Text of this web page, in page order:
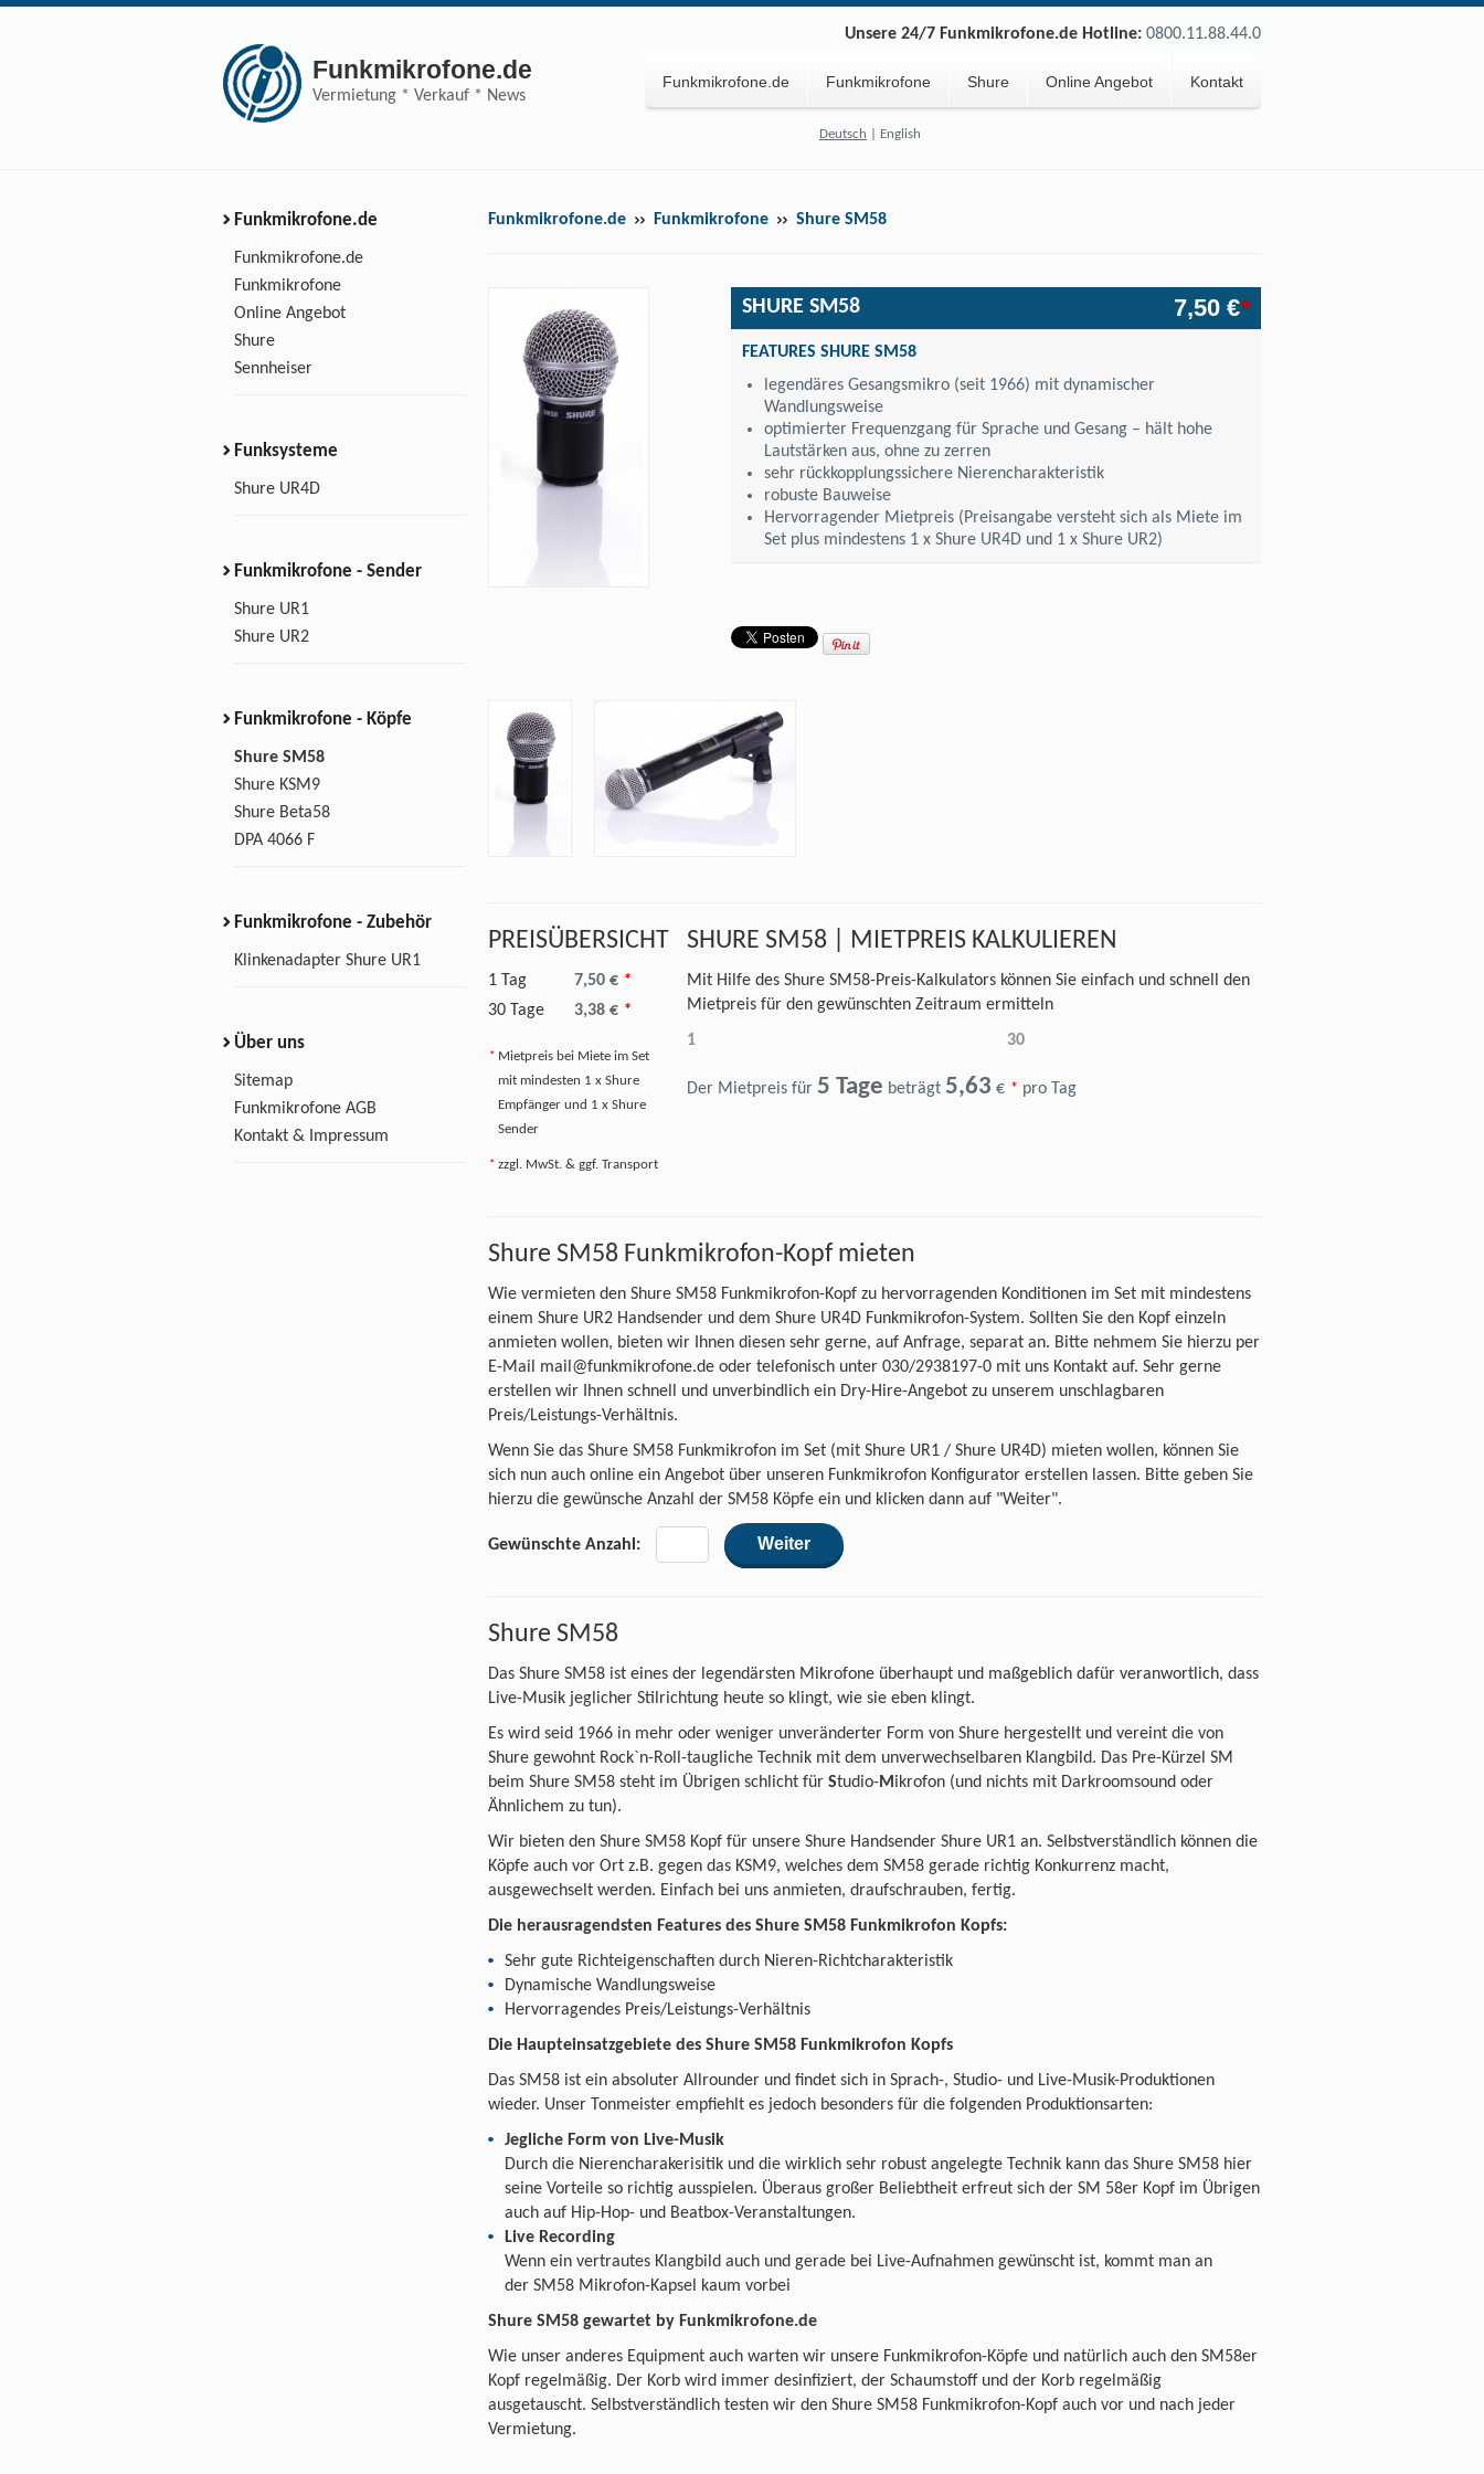
Funkmikrofone.de
Vermietung * Verkauf * News
Unsere 24/7 Funkmikrofone.de Hotline: 0800.11.88.44.0
Funkmikrofone.de Funkmikrofone Shure Online Angebot Kontakt
Deutsch English
Funkmikrofone.de
Funkmikrofone.de
Funkmikrofone
Online Angebot
Shure
Sennheiser
Funksysteme
Shure UR4D
Funkmikrofone - Sender
Shure UR1
Shure UR2
Funkmikrofone - Köpfe
Shure SM58
Shure KSM9
Shure Beta58
DPA 4066 F
Funkmikrofone - Zubehör
Klinkenadapter Shure UR1
Über uns
Sitemap
Funkmikrofone AGB
Kontakt & Impressum
Funkmikrofone.de Funkmikrofone Shure SM58
SHURE SM58 7,50 €*
FEATURES SHURE SM58
legendäres Gesangsmikro (seit 1966) mit dynamischer
Wandlungsweise
optimierter Frequenzgang für Sprache und Gesang – hält hohe
Lautstärken aus, ohne zu zerren
sehr rückkopplungssichere Nierencharakteristik
robuste Bauweise
Hervorragender Mietpreis (Preisangabe versteht sich als Miete im
Set plus mindestens 1 x Shure UR4D und 1 x Shure UR2)
PREISÜBERSICHT
1 Tag 7,50 € *
30 Tage
3,38 € *
* Mietpreis bei Miete im Set
mit mindesten 1 x Shure
Empfänger und 1 x Shure
Sender
* zzgl. MwSt. & ggf. Transport
SHURE SM58 | MIETPREIS KALKULIEREN
Mit Hilfe des Shure SM58-Preis-Kalkulators können Sie einfach und schnell den
Mietpreis für den gewünschten Zeitraum ermitteln
1
30
Der Mietpreis für 5 Tage beträgt 5,63 € * pro Tag
Shure SM58 Funkmikrofon-Kopf mieten
Wie vermieten den Shure SM58 Funkmikrofon-Kopf zu hervorragenden Konditionen im Set mit mindestens
einem Shure UR2 Handsender und dem Shure UR4D Funkmikrofon-System. Sollten Sie den Kopf einzeln
anmieten wollen, bieten wir Ihnen diesen sehr gerne, auf Anfrage, separat an. Bitte nehmem Sie hierzu per
E-Mail mail@funkmikrofone.de oder telefonisch unter 030/2938197-0 mit uns Kontakt auf. Sehr gerne
erstellen wir Ihnen schnell und unverbindlich ein Dry-Hire-Angebot zu unserem unschlagbaren
Preis/Leistungs-Verhältnis.
Wenn Sie das Shure SM58 Funkmikrofon im Set (mit Shure UR1 / Shure UR4D) mieten wollen, können Sie
sich nun auch online ein Angebot über unseren Funkmikrofon Konfigurator erstellen lassen. Bitte geben Sie
hierzu die gewünsche Anzahl der SM58 Köpfe ein und klicken dann auf "Weiter".
Gewünschte Anzahl:
Shure SM58
Das Shure SM58 ist eines der legendärsten Mikrofone überhaupt und maßgeblich dafür veranwortlich, dass
Live-Musik jeglicher Stilrichtung heute so klingt, wie sie eben klingt.
Es wird seid 1966 in mehr oder weniger unveränderter Form von Shure hergestellt und vereint die von
Shure gewohnt Rock`n-Roll-taugliche Technik mit dem unverwechselbaren Klangbild. Das Pre-Kürzel SM
beim Shure SM58 steht im Übrigen schlicht für Studio-M ikrofon (und nichts mit Darkroomsound oder
Ähnlichem zu tun).
Wir bieten den Shure SM58 Kopf für unsere Shure Handsender Shure UR1 an. Selbstverständlich können die
Köpfe auch vor Ort z.B. gegen das KSM9, welches dem SM58 gerade richtig Konkurrenz macht,
ausgewechselt werden. Einfach bei uns anmieten, draufschrauben, fertig.
Die herausragendsten Features des Shure SM58 Funkmikrofon Kopfs:
Sehr gute Richteigenschaften durch Nieren-Richtcharakteristik
Dynamische Wandlungsweise
Hervorragendes Preis/Leistungs-Verhältnis
Die Haupteinsatzgebiete des Shure SM58 Funkmikrofon Kopfs
Das SM58 ist ein absoluter Allrounder und findet sich in Sprach-, Studio- und Live-Musik-Produktionen
wieder. Unser Tonmeister empfiehlt es jedoch besonders für die folgenden Produktionsarten:
Jegliche Form von Live-Musik
Durch die Nierencharakerisitik und die wirklich sehr robust angelegte Technik kann das Shure SM58 hier
seine Vorteile so richtig ausspielen. Überaus großer Beliebtheit erfreut sich der SM 58er Kopf im Übrigen
auch auf Hip-Hop- und Beatbox-Veranstaltungen.
Live Recording
Wenn ein vertrautes Klangbild auch und gerade bei Live-Aufnahmen gewünscht ist, kommt man an
der SM58 Mikrofon-Kapsel kaum vorbei
Shure SM58 gewartet by Funkmikrofone.de
Wie unser anderes Equipment auch warten wir unsere Funkmikrofon-Köpfe und natürlich auch den SM58er
Kopf regelmäßig. Der Korb wird immer desinfiziert, der Schaumstoff und der Korb regelmäßig
ausgetauscht. Selbstverständlich testen wir den Shure SM58 Funkmikrofon-Kopf auch vor und nach jeder
Vermietung.